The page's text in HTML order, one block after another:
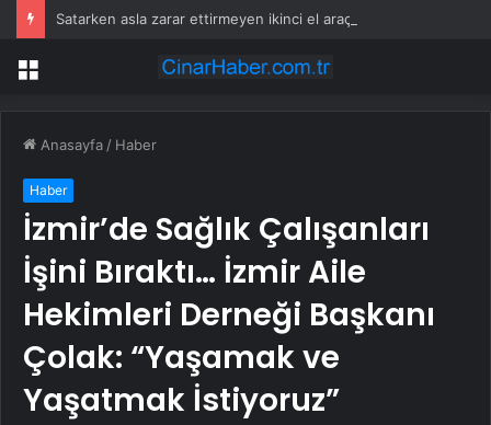
Satarken asla zarar ettirmeyen ikinci el araçlar
Menü
Anasayfa / Haber
Haber
İzmir’de Sağlık Çalışanları
İşini Bıraktı… İzmir Aile
Hekimleri Derneği Başkanı
Çolak: “Yaşamak ve
Yaşatmak İstiyoruz”